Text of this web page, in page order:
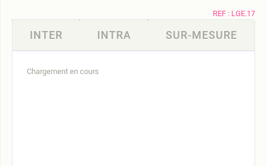
REF : LGE.17
INTER INTRA SUR-MESURE